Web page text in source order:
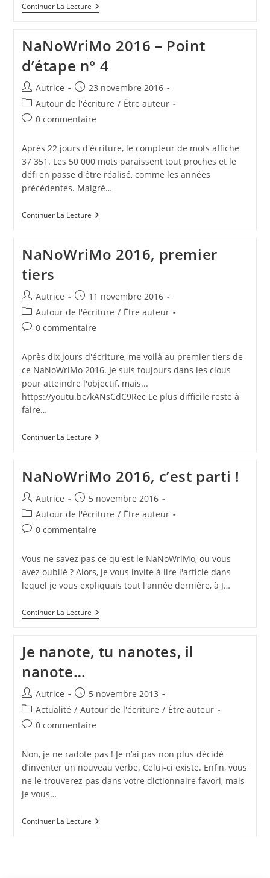
Continuer La LectureNaNoWriMo
2016
Bilan
NaNoWriMo 2016 – Point
d’étape n° 4
Auteur/autrice
de
la
publication :
Autrice
Publication
publiée :
23 novembre 2016
Post
category:
Autour de l'écriture / Être auteur
Commentaires
la
publication :
0 commentaire
Après 22 jours d'écriture, le compteur de mots affiche
37 351. Les 50 000 mots paraissent tout proches et le
défi en passe d'être réalisé, comme les années
précédentes. Malgré…
Continuer La LectureNaNoWriMo
2016
D’étape
N°
NaNoWriMo 2016, premier
tiers
Auteur/autrice
de
la
publication :
Autrice
Publication
publiée :
11 novembre 2016
Post
category:
Autour de l'écriture / Être auteur
Commentaires
la
publication :
0 commentaire
Après dix jours d'écriture, me voilà au premier tiers de
ce NaNoWriMo 2016. Je suis toujours dans les clous
pour atteindre l'objectif, mais...
https://youtu.be/kANsCdC9Rec Le plus difficile reste à
faire…
Continuer La LectureNaNoWriMo
2016,
NaNoWriMo 2016, c’est parti !
Auteur/autrice
de
la
publication :
Autrice
Publication
publiée :
5 novembre 2016
Post
category:
Autour de l'écriture / Être auteur
Commentaires
la
publication :
0 commentaire
Vous ne savez pas ce qu'est le NaNoWriMo, ou vous
avez oublié ? Alors, je vous invite à lire l'article dans
lequel je vous expliquais tout l'année dernière, à J…
Continuer La LectureNaNoWriMo
2016,
Je nanote, tu nanotes, il
nanote…
Auteur/autrice
de
la
publication :
Autrice
Publication
publiée :
5 novembre 2013
Post
category:
Actualité / Autour de l'écriture / Être auteur
Commentaires
la
publication :
0 commentaire
Non, je ne radote pas ! Je n’ai pas non plus décidé
d’inventer un nouveau verbe. Celui-ci existe. Enfin, vous
ne le trouverez pas dans votre dictionnaire favori, mais
je vous…
Continuer La LectureJe
Nanote,